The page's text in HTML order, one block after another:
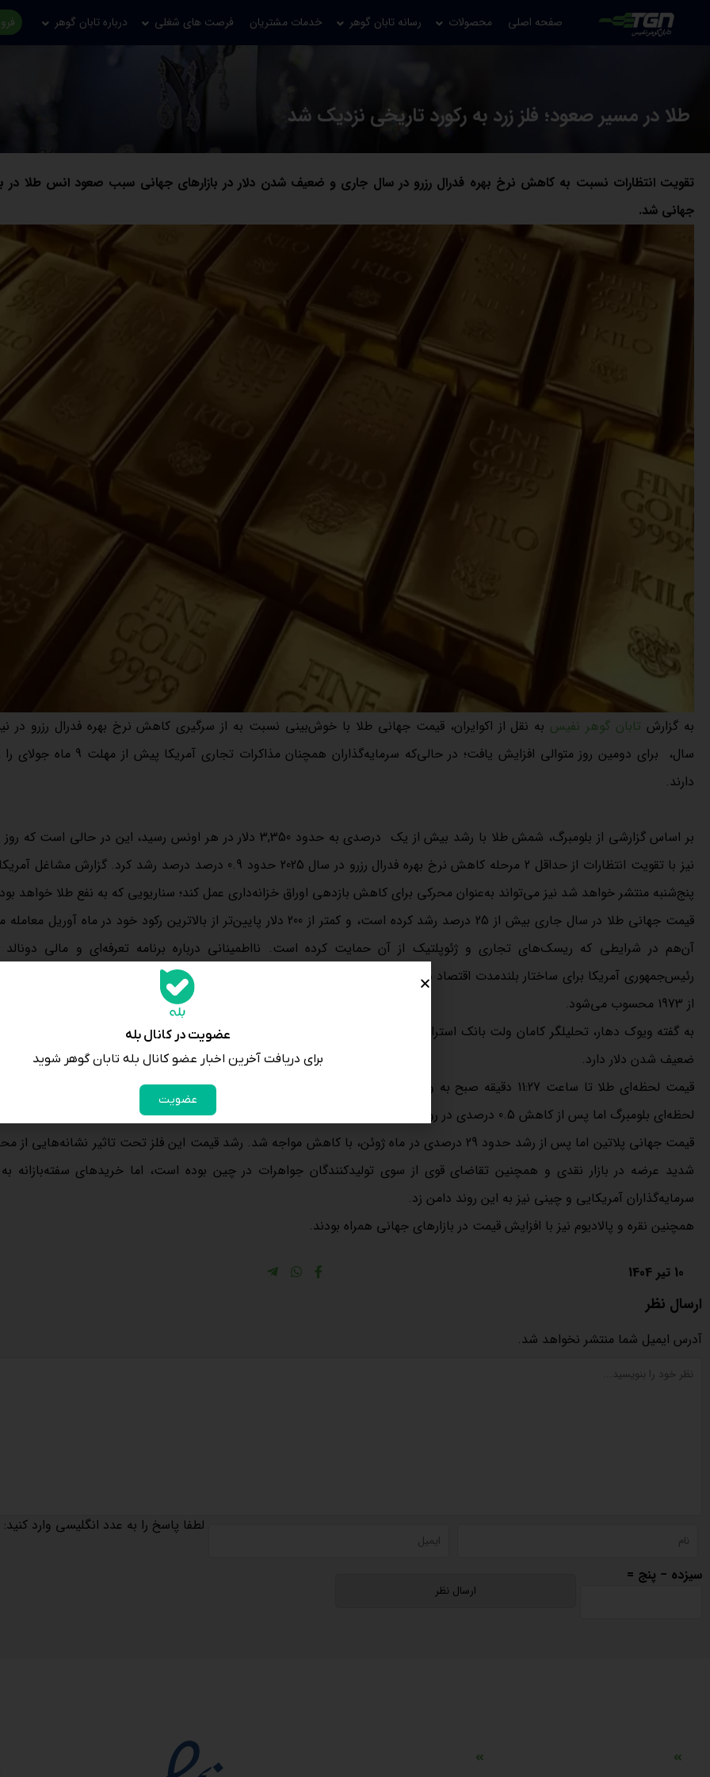
صفحه اصلی محصولات رسانه تابان گوهر خدمات مشتریان فرصت های شغلی درباره تابان گوهر
طلا در مسیر صعود؛ فلز زرد به رکورد تاریخی نزدیک شد
تقویت انتظارات نسبت به کاهش نرخ بهره فدرال رزرو در سال جاری و ضعیف شدن دلار در بازارهای جهانی سبب صعود انس طلا در
جهانی شد.
به گزارش تابان گوهر نفیس به نقل از اکوایران، قیمت جهانی طلا با خوش‌بینی نسبت به از سرگیری کاهش نرخ بهره فدرال رزرو در
سال، برای دومین روز متوالی افزایش یافت؛ در حالی‌که سرمایه‌گذاران همچنان
دارند.
بر اساس گزارشی از بلومبرگ، شمش طلا با رشد بیش از یک درصدی به حدود 3,350 دلار در هر اونس رسید، این در حالی
نیز با تقویت انتظارات از حداقل 2 مرحله کاهش نرخ بهره فدرال رزرو در سال 2025 حدود 0.9 درصد درصد رشد کرد. گزارش
پنج‌شنبه منتشر خواهد شد نیز می‌تواند به‌عنوان محرکی برای کاهش بازدهی اوراق خزانه‌داری عمل کند؛ سناریویی که به نفع طلا خواهد
قیمت جهانی طلا در سال جاری بیش از 25 درصد رشد کرده است، و کمتر از 200 دلار پایین‌تر از بالاترین رکود خود در ماه
آن‌هم در شرایطی که ریسک‌های تجاری و ژئوپلتیک از آن حمایت کرده است. نااطمینانی درباره برنامه تعرفه‌ای و مالی دونالد
از 1973 محسوب می‌شود.
به گفته ویوک دهار، تحلیلگر کامان ولت بانک استرالیا، با وجود کاهش اخیر قیمت، طلا بیشترین پتانسیل افزایش قیمت را در صورت
ضعیف شدن دلار دارد.
قیمت لحظه‌ای طلا تا ساعت 11:27 دقیقه صبح به وقت تهران با رشد بیش از یک درصدی به 3,339.33 دلار در هر
لحظه‌ای بلومبرگ اما پس از کاهش 0.5 درصدی در روز دوشنبه، 0.1 درصد افت کرد.
قیمت جهانی پلاتین اما پس از رشد حدود 29 درصدی در ماه ژوئن، با کاهش مواجه شد. رشد قیمت این فلز تحت تاثیر نشانه‌هایی
شدید عرضه در بازار نقدی و همچنین تقاضای قوی از سوی تولیدکنندگان جواهرات در چین بوده است، اما خریدهای سفته‌بازانه
سرمایه‌گذاران آمریکایی و چینی نیز به این روند دامن زد.
همچنین نقره و پالادیوم نیز با افزایش قیمت در بازارهای جهانی همراه بودند.
10 تیر 1404
ارسال نظر
آدرس ایمیل شما منتشر نخواهد شد.
لطفا پاسخ را به عدد انگلیسی وارد کنید:
سیزده − پنج =
عضویت در کانال بله
برای دریافت آخرین اخبار عضو کانال بله تابان گوهر شوید
عضویت